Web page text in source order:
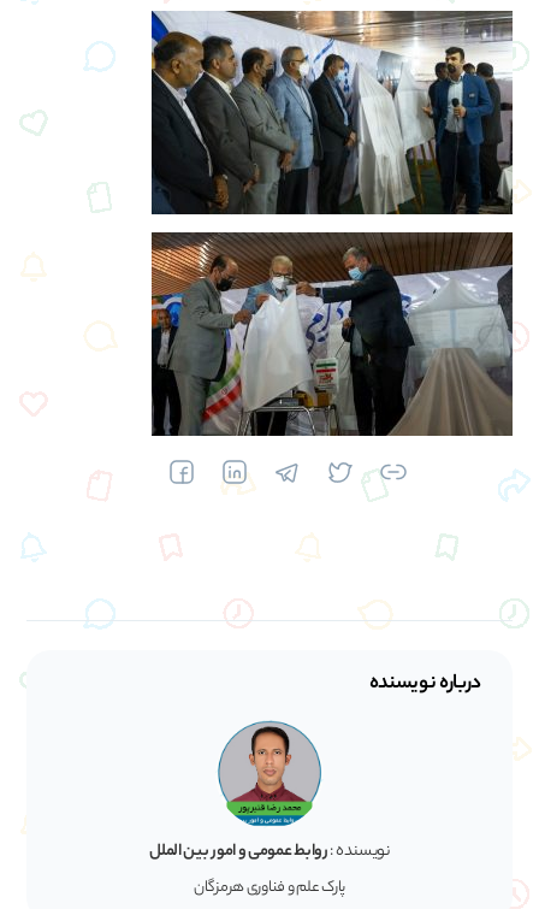
درباره نویسنده
نویسنده :روابط عمومی و امور بین الملل
پارک علم و فناوری هرمزگان